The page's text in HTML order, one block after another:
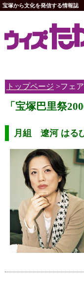
宝塚から文化を発信する情報誌
トップページ >フェ
「宝塚巴里祭
月組 遼河 はる